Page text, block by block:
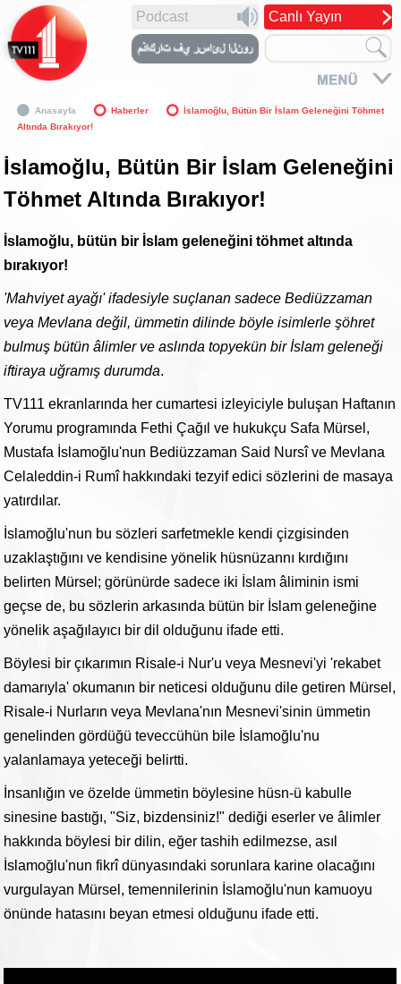
Canlı Yayın
Podcast
Anasayfa Haberler
İslamoğlu, Bütün Bir İslam Geleneğini Töhmet
Altında Bırakıyor!
İslamoğlu, Bütün Bir İslam Geleneğini
Töhmet Altında Bırakıyor!
İslamoğlu, bütün bir İslam geleneğini töhmet altında
bırakıyor!
'Mahviyet ayağı' ifadesiyle suçlanan sadece Bediüzzaman
veya Mevlana değil, ümmetin dilinde böyle isimlerle şöhret
bulmuş bütün âlimler ve aslında topyekün bir İslam geleneği
iftiraya uğramış durumda.
TV111 ekranlarında her cumartesi izleyiciyle buluşan Haftanın
Yorumu programında Fethi Çağıl ve hukukçu Safa Mürsel,
Mustafa İslamoğlu'nun Bediüzzaman Said Nursî ve Mevlana
Celaleddin-i Rumî hakkındaki tezyif edici sözlerini de masaya
yatırdılar.
İslamoğlu'nun bu sözleri sarfetmekle kendi çizgisinden
uzaklaştığını ve kendisine yönelik hüsnüzannı kırdığını
belirten Mürsel; görünürde sadece iki İslam âliminin ismi
geçse de, bu sözlerin arkasında bütün bir İslam geleneğine
yönelik aşağılayıcı bir dil olduğunu ifade etti.
Böylesi bir çıkarımın Risale-i Nur'u veya Mesnevi'yi 'rekabet
damarıyla' okumanın bir neticesi olduğunu dile getiren Mürsel,
Risale-i Nurların veya Mevlana'nın Mesnevi'sinin ümmetin
genelinden gördüğü teveccühün bile İslamoğlu'nu
yalanlamaya yeteceği belirtti.
İnsanlığın ve özelde ümmetin böylesine hüsn-ü kabulle
sinesine bastığı, "Siz, bizdensiniz!" dediği eserler ve âlimler
hakkında böylesi bir dilin, eğer tashih edilmezse, asıl
İslamoğlu'nun fikrî dünyasındaki sorunlara karine olacağını
vurgulayan Mürsel, temennilerinin İslamoğlu'nun kamuoyu
önünde hatasını beyan etmesi olduğunu ifade etti.